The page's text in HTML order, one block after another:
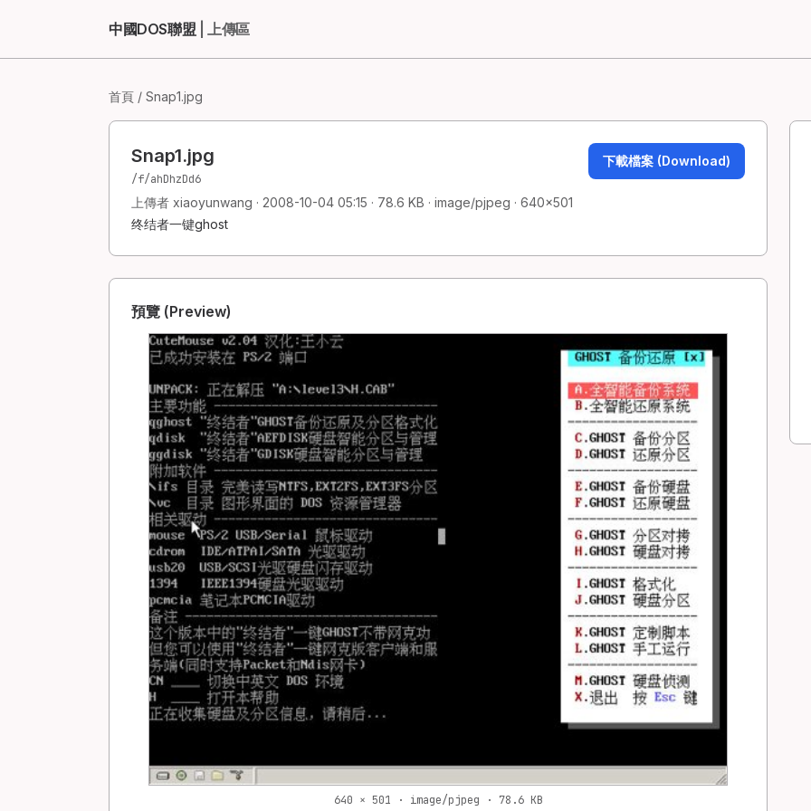
中國DOS聯盟 | 上傳區
首頁 / Snap1.jpg
Snap1.jpg
/f/ahDhzDd6
上傳者 xiaoyunwang · 2008-10-04 05:15 · 78.6 KB · image/pjpeg · 640×501
终结者一键ghost
下載檔案 (Download)
預覽 (Preview)
640 × 501 · image/pjpeg · 78.6 KB